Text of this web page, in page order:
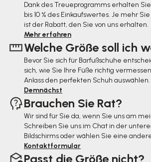
Dank des Treueprogramms erhalten
bis 10 % des Einkaufswertes. Je mehr
ist der Rabatt, den Sie von uns erhalten.
Mehr erfahren
Welche Größe soll ich
Bevor Sie sich für Barfußschuhe
sich, wie Sie Ihre Füße richtig
Anlass den perfekten Schuh auswählen.
Demnächst
Brauchen Sie Rat?
Wir sind für Sie da, wenn Sie uns am
Schreiben Sie uns im Chat in der
Bildschirms oder wählen Sie eine
Kontaktformular
Passt die Größe nicht?